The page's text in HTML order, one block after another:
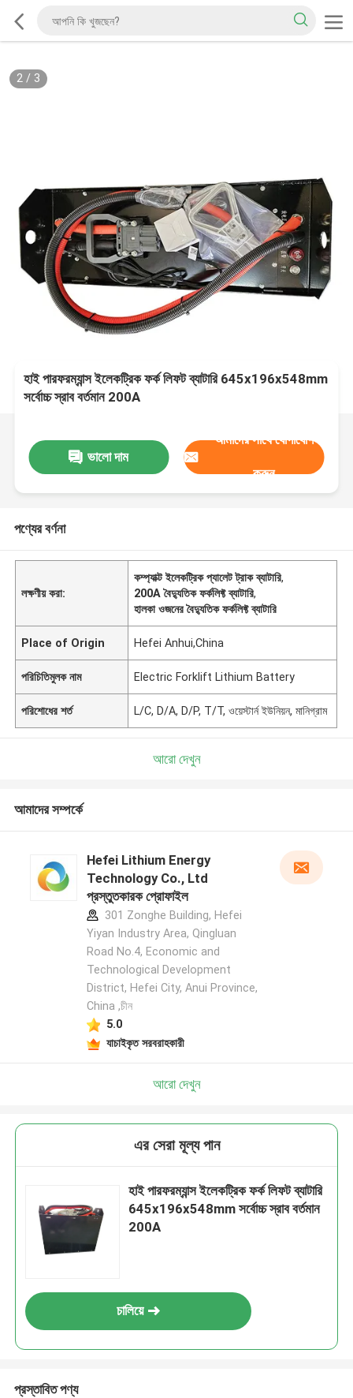
2/ 3
হাই পারফরম্যান্স ইলেকট্রিক ফর্ক লিফট ব্যাটারি 645x196x548mm
সর্বোচ্চ স্রাব বর্তমান 200A
ভালো দাম
আমাদের সাথে যোগাযোগ
করুন
পণ্যের বর্ণনা
লক্ষণীয় করা:
কম্প্যাক্ট ইলেকট্রিক প্যালেট ট্রাক ব্যাটারি,
200A বৈদ্যুতিক ফর্কলিফ্ট ব্যাটারি,
হালকা ওজনের বৈদ্যুতিক ফর্কলিফ্ট ব্যাটারি
Place of Origin Hefei Anhui,China
পরিচিতিমুলক নাম Electric Forklift Lithium Battery
পরিশোধের শর্ত L/C, D/A, D/P, T/T, ওয়েস্টার্ন ইউনিয়ন, মানিগ্রাম
আরো দেখুন
আমাদের সম্পর্কে
Hefei Lithium Energy
Technology Co., Ltd
প্রস্তুতকারক প্রোফাইল
301 Zonghe Building, Hefei
Yiyan Industry Area, Qingluan
Road No.4, Economic and
Technological Development
District, Hefei City, Anui Province,
China ,চীন
5.0
যাচাইকৃত সরবরাহকারী
আরো দেখুন
এর সেরা মূল্য পান
হাই পারফরম্যান্স ইলেকট্রিক ফর্ক লিফট ব্যাটারি
645x196x548mm সর্বোচ্চ স্রাব বর্তমান
200A
চালিয়ে
প্রস্তাবিত পণ্য